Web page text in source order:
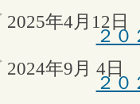
2025年4月12日
２
2024年9月 4日
２